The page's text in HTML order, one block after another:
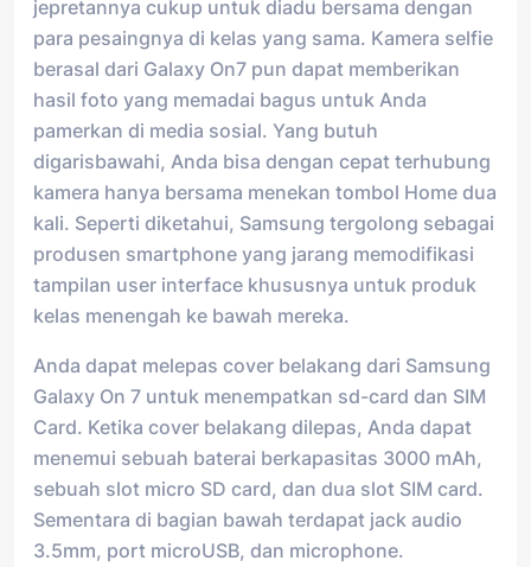
jepretannya cukup untuk diadu bersama dengan
para pesaingnya di kelas yang sama. Kamera selfie
berasal dari Galaxy On7 pun dapat memberikan
hasil foto yang memadai bagus untuk Anda
pamerkan di media sosial. Yang butuh
digarisbawahi, Anda bisa dengan cepat terhubung
kamera hanya bersama menekan tombol Home dua
kali. Seperti diketahui, Samsung tergolong sebagai
produsen smartphone yang jarang memodifikasi
tampilan user interface khususnya untuk produk
kelas menengah ke bawah mereka.
Anda dapat melepas cover belakang dari Samsung
Galaxy On 7 untuk menempatkan sd-card dan SIM
Card. Ketika cover belakang dilepas, Anda dapat
menemui sebuah baterai berkapasitas 3000 mAh,
sebuah slot micro SD card, dan dua slot SIM card.
Sementara di bagian bawah terdapat jack audio
3.5mm, port microUSB, dan microphone.